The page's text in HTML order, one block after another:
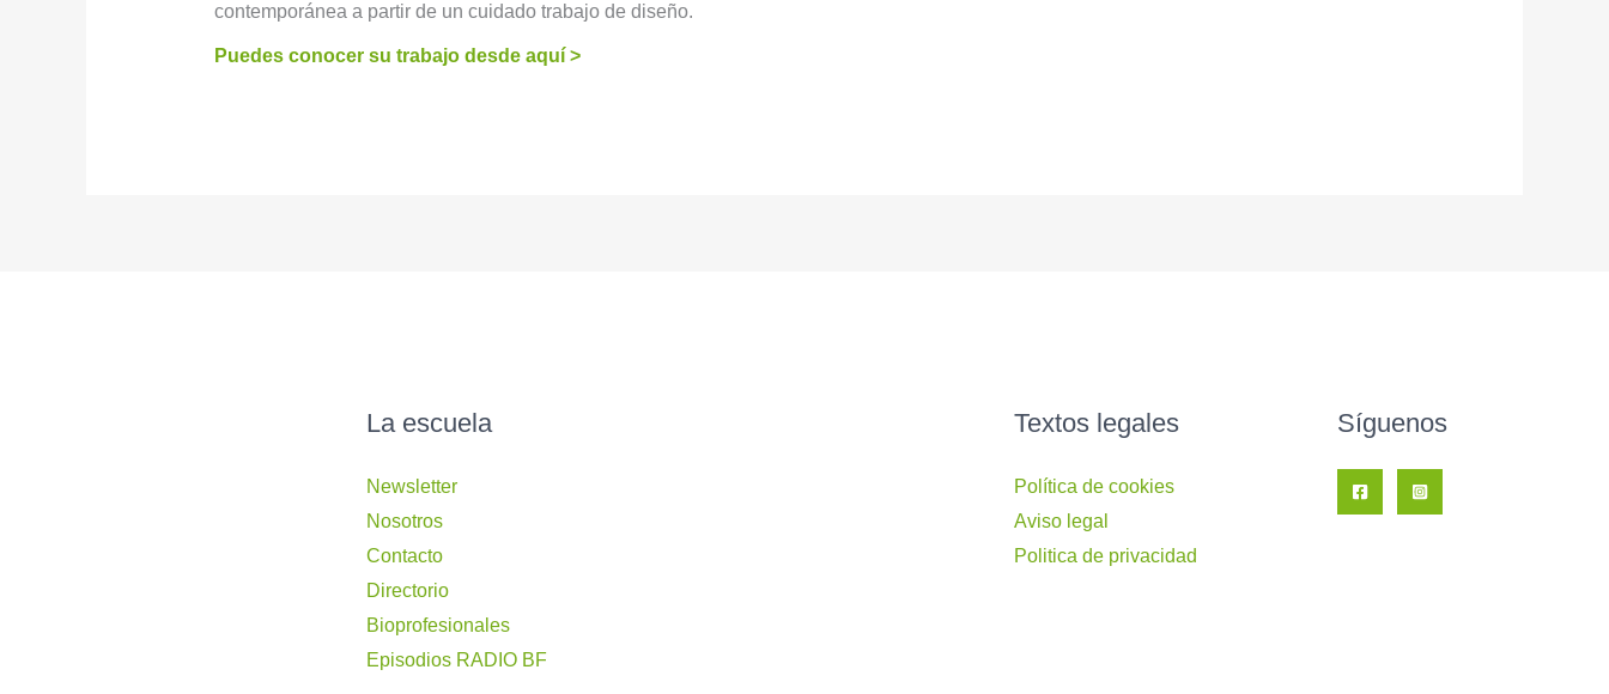
contemporánea a partir de un cuidado trabajo de diseño.
Puedes conocer su trabajo desde aquí >
La escuela
Newsletter
Nosotros
Contacto
Directorio
Bioprofesionales
Episodios RADIO BF
Textos legales
Política de cookies
Aviso legal
Politica de privacidad
Síguenos